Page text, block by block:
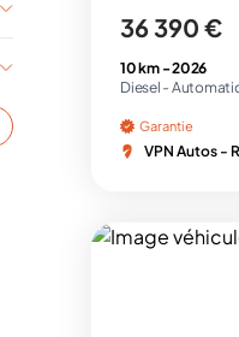
36 390 €
10 km -2026
Diesel -
Garantie
VPN Autos -